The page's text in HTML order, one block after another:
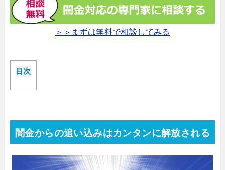
＞＞まずは無料で相談してみる
目次
闇金からの追い込みはカンタンに解放される